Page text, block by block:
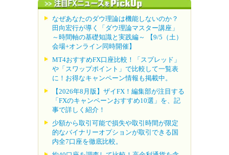
なぜあなたのダウ理論は機能しないのか？
田向宏行が導く「ダウ理論マスター講座」
～時間軸の基礎知識と実践編～ 【9/5（土）
会場+オンライン同時開催】
MT4おすすめFX口座比較！「スプレッド」
や「スワップポイント」で比較して一覧表
に！お得なキャンペーン情報も掲載中。
【2026年8月版】ザイFX！編集部が注目する
「FXのキャンペーンおすすめ10選」を、記
事で詳しく紹介！
少額から取引可能で損失や取引時間が限定
的なバイナリーオプションが取引できる国
内全7口座を徹底比較。